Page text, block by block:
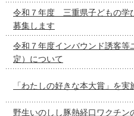
令和７年度 三重県子どもの学
募集します
令和７年度インバウンド誘客
定）について
「わたしの好きな本大賞」を実
野生いのしし豚熱経口ワクチン